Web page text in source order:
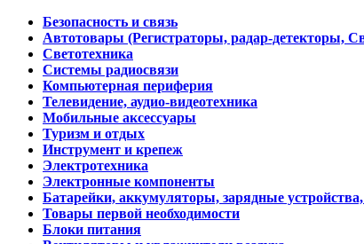
Безопасность и связь
Автотовары (Регистраторы, радар-детекторы,
Светотехника
Системы радиосвязи
Компьютерная периферия
Телевидение, аудио-видеотехника
Мобильные аксессуары
Туризм и отдых
Инструмент и крепеж
Электротехника
Электронные компоненты
Батарейки, аккумуляторы, зарядные
Товары первой необходимости
Блоки питания